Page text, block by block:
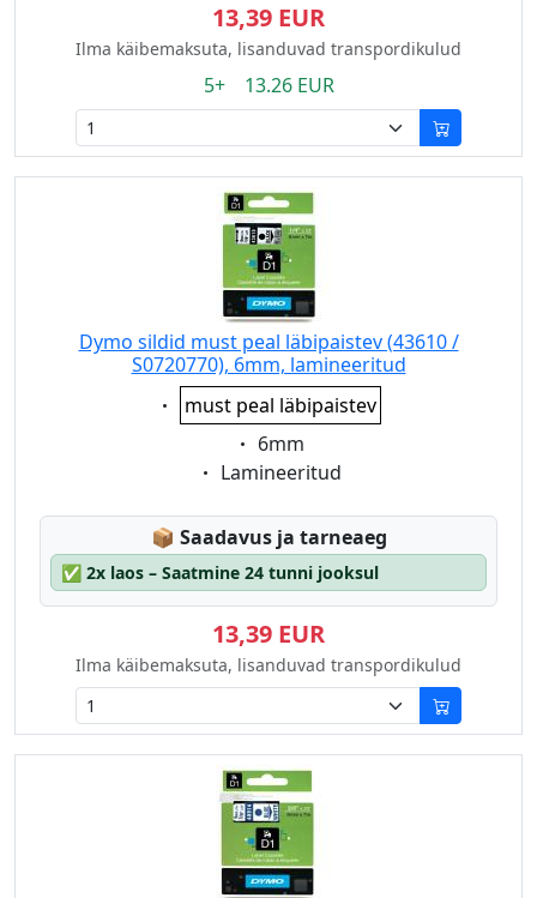
13,39 EUR
Ilma käibemaksuta, lisanduvad transpordikulud
5+ 13.26 EUR
Dymo sildid must peal läbipaistev (43610 /
S0720770), 6mm, lamineeritud
Eigenschaft:
must peal läbipaistev
Eigenschaft:
6mm
Eigenschaft:
Lamineeritud
📦 Lagerstatus:
Saadavus ja tarneaeg
✅ 2x laos – Saatmine 24 tunni jooksul
13,39 EUR
Ilma käibemaksuta, lisanduvad transpordikulud